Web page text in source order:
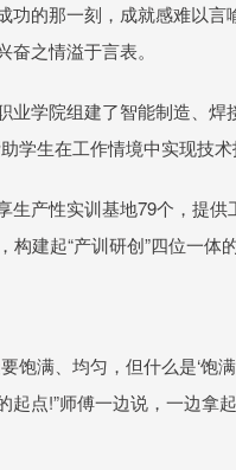
的那一刻，成就感难以言
之情溢于言表。
业学院组建了智能制造、
学生在工作情境中实现技术
生产性实训基地79个，提
建起“产训研创”四位一体
饱满、均匀，但什么是‘饱
起点!”师傅一边说，一边拿